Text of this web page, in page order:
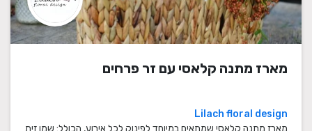
מארז מתנה קלאסי עם זר פרחים
Lilach floral design
מארז מתנה קלאסי שמתאים במיוחד לפינוק לכל אירוע, הכולל: שמן זית